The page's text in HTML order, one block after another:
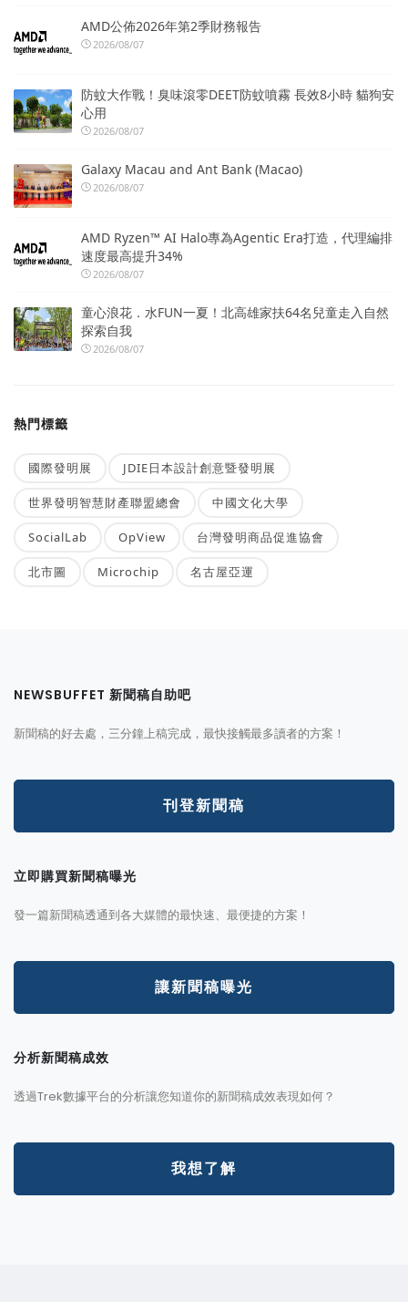
AMD公佈2026年第2季財務報告
2026/08/07
防蚊大作戰！臭味滾零DEET防蚊噴霧 長效8小時 貓狗安
心用
2026/08/07
Galaxy Macau and Ant Bank (Macao)
2026/08/07
AMD Ryzen™ AI Halo專為Agentic Era打造，代理編排
速度最高提升34%
2026/08/07
童心浪花．水FUN一夏！北高雄家扶64名兒童走入自然
探索自我
2026/08/07
熱門標籤
國際發明展 JDIE日本設計創意暨發明展
世界發明智慧財產聯盟總會 中國文化大學
SocialLab OpView 台灣發明商品促進協會
北市圖 Microchip 名古屋亞運
NEWSBUFFET 新聞稿自助吧
新聞稿的好去處，三分鐘上稿完成，最快接觸最多讀者的方案！
刊登新聞稿
立即購買新聞稿曝光
發一篇新聞稿透通到各大媒體的最快速、最便捷的方案！
讓新聞稿曝光
分析新聞稿成效
透過Trek數據平台的分析讓您知道你的新聞稿成效表現如何？
我想了解